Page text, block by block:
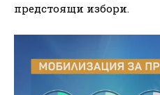
предстоящи избори.